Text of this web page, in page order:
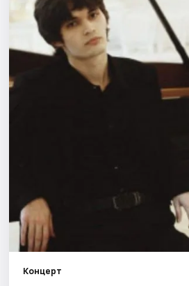
Квесты
Экскурсии
Спорт
Площадки
Артисты
Концерт